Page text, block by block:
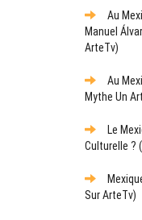
Au
Manuel
ArteTv)
Au
Mythe Un
Le
Culturelle ?
Sur ArteTv)